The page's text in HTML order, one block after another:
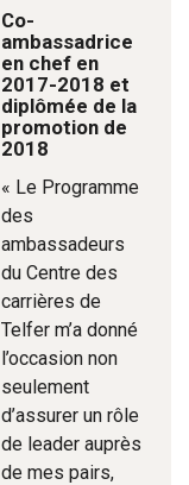
Co-
ambassadrice
en chef en
2017-2018 et
diplômée de la
promotion de
2018
« Le Programme
des
ambassadeurs
du Centre des
carrières de
Telfer m’a donné
l’occasion non
seulement
d’assurer un rôle
de leader auprès
de mes pairs,